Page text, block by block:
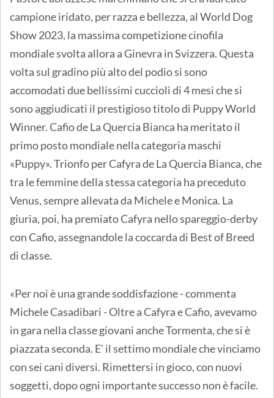
campione iridato, per razza e bellezza, al World Dog
Show 2023, la massima competizione cinofila
mondiale svolta allora a Ginevra in Svizzera. Questa
volta sul gradino più alto del podio si sono
accomodati due bellissimi cuccioli di 4 mesi che si
sono aggiudicati il prestigioso titolo di Puppy World
Winner. Cafio de La Quercia Bianca ha meritato il
primo posto mondiale nella categoria maschi
«Puppy». Trionfo per Cafyra de La Quercia Bianca, che
tra le femmine della stessa categoria ha preceduto
Venus, sempre allevata da Michele e Monica. La
giuria, poi, ha premiato Cafyra nello spareggio-derby
con Cafio, assegnandole la coccarda di Best of Breed
di classe.
«Per noi è una grande soddisfazione - commenta
Michele Casadibari - Oltre a Cafyra e Cafio, avevamo
in gara nella classe giovani anche Tormenta, che si è
piazzata seconda. E' il settimo mondiale che vinciamo
con sei cani diversi. Rimettersi in gioco, con nuovi
soggetti, dopo ogni importante successo non è facile.